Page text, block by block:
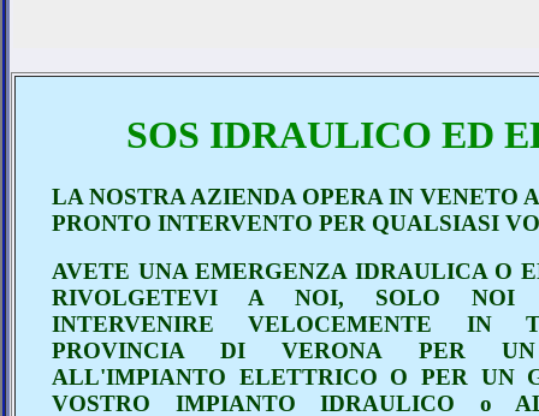
SOS IDRAULICO ED
LA NOSTRA AZIENDA OPERA IN VENETO
PRONTO INTERVENTO PER QUALSIASI
AVETE UNA EMERGENZA IDRAULICA O
RIVOLGETEVI A NOI, SOLO NOI
INTERVENIRE VELOCEMENTE IN
PROVINCIA DI VERONA PER UN
ALL'IMPIANTO ELETTRICO O PER UN
VOSTRO IMPIANTO IDRAULICO o